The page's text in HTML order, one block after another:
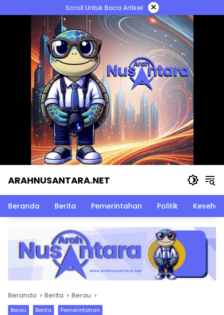
ke
Scroll Untuk Baca Artikel ×
ARAHNUSANTARA.NET
Beranda Berita Pemerintahan Politik
Beranda Berita Berau
Berau Berita Pemerintahan